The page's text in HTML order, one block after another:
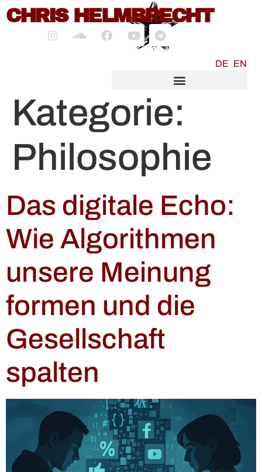
springen
CHRIS HELMBRECHT
DE EN
Kategorie:
Philosophie
Das digitale Echo:
Wie Algorithmen
unsere Meinung
formen und die
Gesellschaft
spalten